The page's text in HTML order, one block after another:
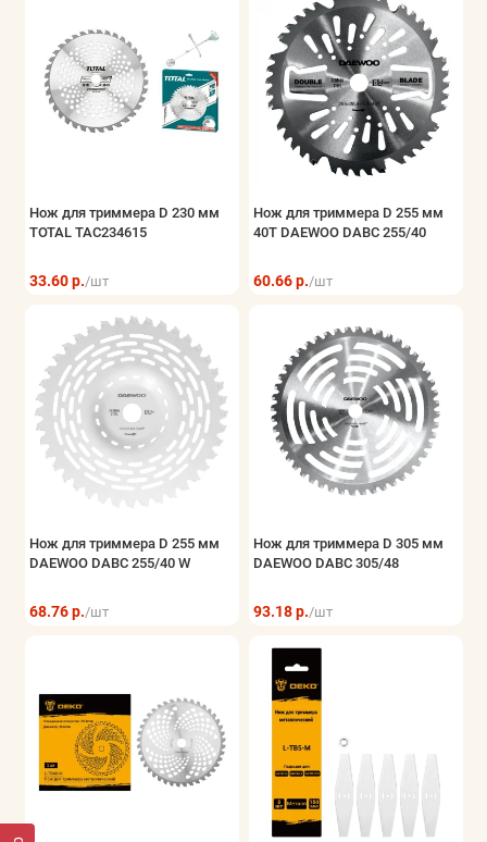
Нож для триммера D 230 мм
TOTAL TAC234615
33.60 р./шт
Нож для триммера D 255 мм
40Т DAEWOO DABC 255/40
60.66 р./шт
Нож для триммера D 255 мм
DAEWOO DABC 255/40 W
68.76 р./шт
Нож для триммера D 305 мм
DAEWOO DABC 305/48
93.18 р./шт